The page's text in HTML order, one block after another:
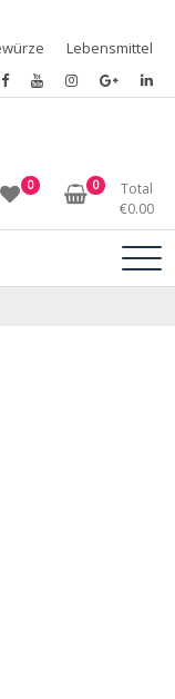
Lebensmittel
SPORTERNÄHRUNG
0 0
Total
€0.00